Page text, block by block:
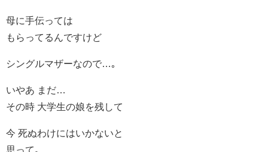
母に手伝っては
もらってるんですけど
シングルマザーなので…｡
いやあ まだ…
その時 大学生の娘を残して
今 死ぬわけにはいかないと
思って｡